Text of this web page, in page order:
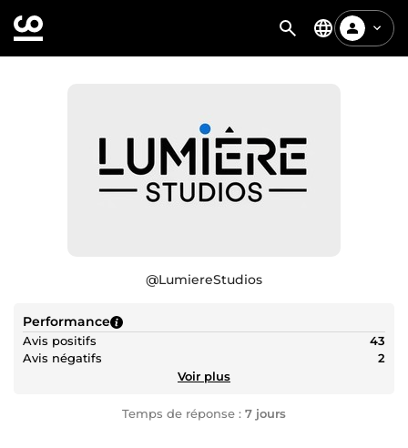
@LumiereStudios
Performance
Avis positifs
43
Avis négatifs
2
Voir plus
Temps de réponse : 7 jours